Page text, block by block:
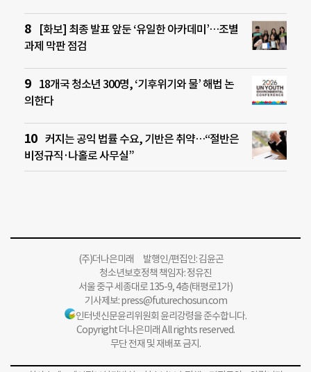
[화보] 최종 발표 앞둔 ‘유일한 아카데미’…조별
과제 막판 점검
18개국 청소년 300명, ‘기후위기와 물’ 해법 논
의한다
커지는 공익 법률 수요, 기반은 취약…“절반은
비정규직·나홀로 사무실”
(주)더나은미래 발행인/편집인: 김윤곤
청소년보호정책 책임자: 정유진
서울 중구 세종대로 135-9, 4층(태평로1가)
기사제보:press@futurechosun.com
인터넷신문윤리위원회 윤리강령을 준수합니다.
Copyright 더나은미래 All rights reserved.
무단 전재 및 재배포 금지.